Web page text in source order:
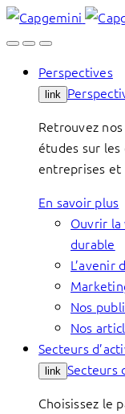
Skip
to
Perspectives
link
Retrouvez
études sur
entreprises et
En savoir plus
Ouvrir
durable
L’avenir
Nos
Nos
Secteurs
link Secteurs
Choisissez le